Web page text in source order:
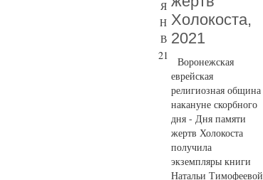
Я
Н
В
21
Холокоста,
2021
Воронежская
еврейская
религиозная община
накануне скорбного
дня - Дня памяти
жертв Холокоста
получила
экземпляры книги
Натальи Тимофеевой